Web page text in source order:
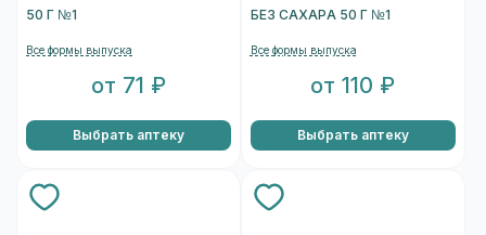
50 Г №1
Все формы выпуска
от 71 ₽
Выбрать аптеку
БЕЗ САХАРА 50 Г №1
Все формы выпуска
от 110 ₽
Выбрать аптеку